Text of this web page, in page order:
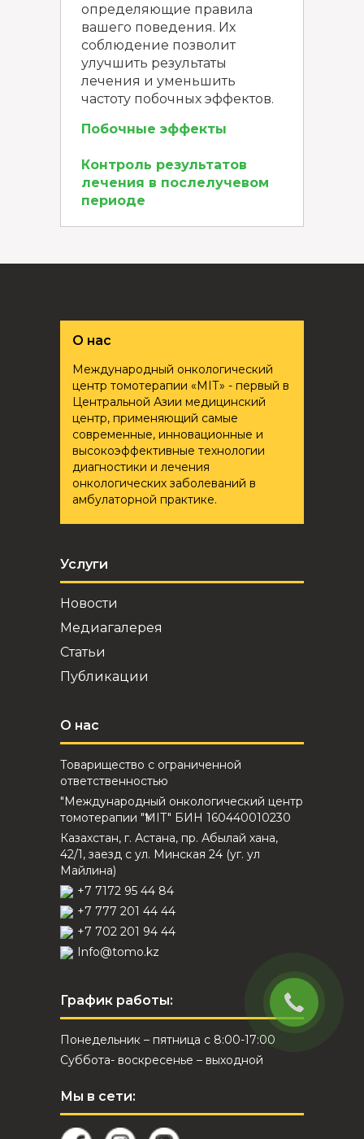
определяющие правила
вашего поведения. Их
соблюдение позволит
улучшить результаты
лечения и уменьшить
частоту побочных эффектов.
Побочные эффекты
Контроль результатов
лечения в послелучевом
периоде
О нас
Международный онкологический
центр томотерапии «ҮМІТ» - первый в
Центральной Азии медицинский
центр, применяющий самые
современные, инновационные и
высокоэффективные технологии
диагностики и лечения
онкологических заболеваний в
амбулаторной практике.
Услуги
Новости
Медиагалерея
Статьи
Публикации
О нас
Товарищество с ограниченной
ответственностью
"Международный онкологический центр
томотерапии "ҮМІТ" БИН 160440010230
Казахстан, г. Астана, пр. Абылай хана,
42/1, заезд с ул. Минская 24 (уг. ул
Майлина)
+7 7172 95 44 84
+7 777 201 44 44
+7 702 201 94 44
Info@tomo.kz
График работы:
Понедельник – пятница с 8:00-17:00
Суббота- воскресенье – выходной
Мы в сети: